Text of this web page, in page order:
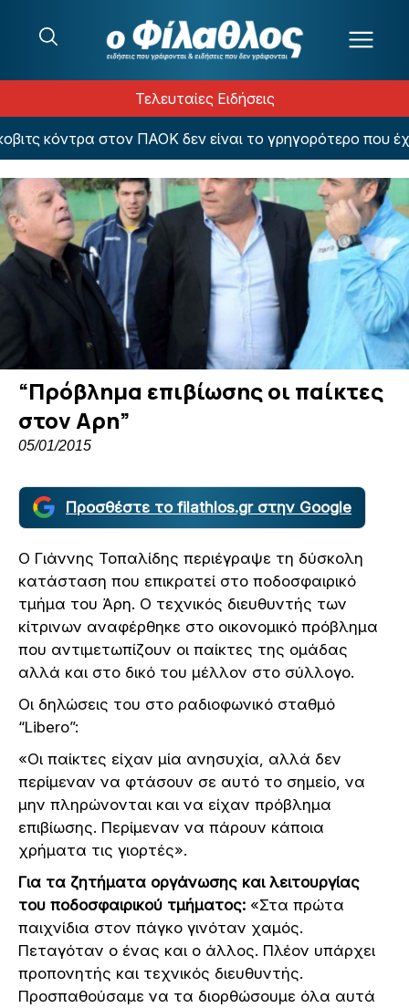
Τελευταίες Ειδήσεις
κόντρα στον ΠΑΟΚ δεν είναι το γρηγορότερο που έχει
“Πρόβλημα επιβίωσης οι παίκτες
στον Αρη”
05/01/2015
Προσθέστε το filathlos.gr στην Google
Ο Γιάννης Τοπαλίδης περιέγραψε τη δύσκολη
κατάσταση που επικρατεί στο ποδοσφαιρικό
τμήμα του Άρη. Ο τεχνικός διευθυντής των
κίτρινων αναφέρθηκε στο οικονομικό πρόβλημα
που αντιμετωπίζουν οι παίκτες της ομάδας
αλλά και στο δικό του μέλλον στο σύλλογο.
Οι δηλώσεις του στο ραδιοφωνικό σταθμό
“Libero”:
«Οι παίκτες είχαν μία ανησυχία, αλλά δεν
περίμεναν να φτάσουν σε αυτό το σημείο, να
μην πληρώνονται και να είχαν πρόβλημα
επιβίωσης. Περίμεναν να πάρουν κάποια
χρήματα τις γιορτές».
Για τα ζητήματα οργάνωσης και λειτουργίας
του ποδοσφαιρικού τμήματος: «Στα πρώτα
παιχνίδια στον πάγκο γινόταν χαμός.
Πεταγόταν ο ένας και ο άλλος. Πλέον υπάρχει
προπονητής και τεχνικός διευθυντής.
Προσπαθούσαμε να τα διορθώσουμε όλα αυτά